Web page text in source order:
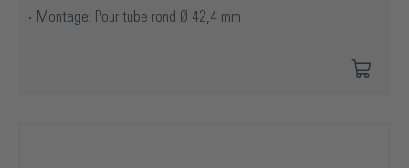
Montage: Pour tube rond Ø 42,4 mm